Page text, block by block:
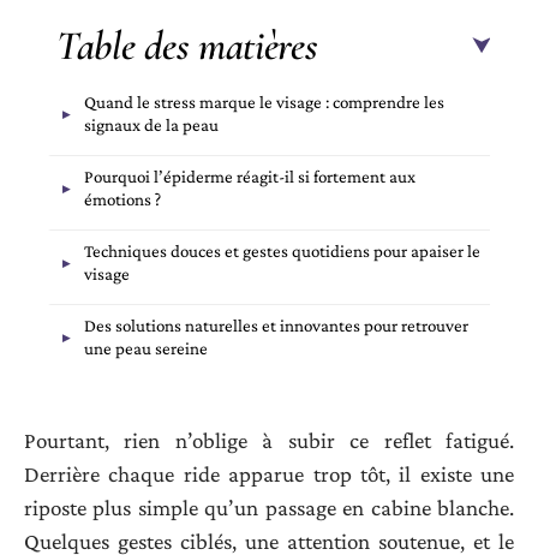
Table des matières
Quand le stress marque le visage : comprendre les
signaux de la peau
Pourquoi l’épiderme réagit-il si fortement aux
émotions ?
Techniques douces et gestes quotidiens pour apaiser le
visage
Des solutions naturelles et innovantes pour retrouver
une peau sereine
Pourtant, rien n’oblige à subir ce reflet fatigué.
Derrière chaque ride apparue trop tôt, il existe une
riposte plus simple qu’un passage en cabine blanche.
Quelques gestes ciblés, une attention soutenue, et le